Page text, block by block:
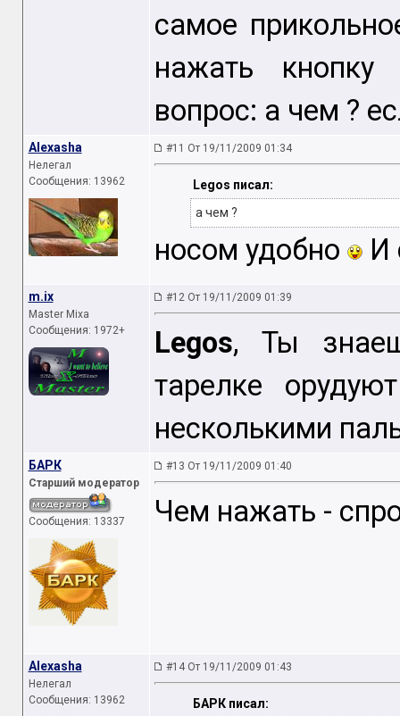
самое
нажать кнопку
вопрос: а чем ?
Alexasha
Нелегал
Сообщения: 13962
#11 От 19/11/2009 01:34
Legos писал:
а чем ?
носом удобно И
m.ix
Master Mixa
Сообщения: 1972+
#12 От 19/11/2009 01:39
Legos, Ты
тарелке
несколькими
БАРК
Старший модератор
Сообщения: 13337
#13 От 19/11/2009 01:40
Чем нажать -
Alexasha
Нелегал
Сообщения: 13962
#14 От 19/11/2009 01:43
БАРК писал: